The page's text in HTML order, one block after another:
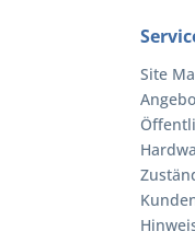
Site